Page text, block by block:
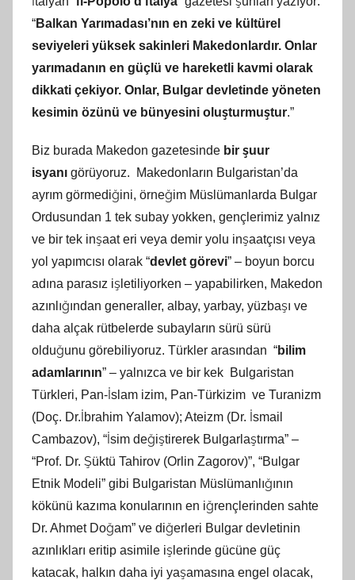
“Balkan Yarımadası’nın en zeki ve kültürel
seviyeleri yüksek sakinleri Makedonlardır. Onlar
yarımadanın en güçlü ve hareketli kavmi olarak
dikkati çekiyor. Onlar, Bulgar devletinde yöneten
kesimin özünü ve bünyesini oluşturmuştur.”
Biz burada Makedon gazetesinde bir şuur
isyanı görüyoruz. Makedonların Bulgaristan’da
ayrım görmediğini, örneğim Müslümanlarda Bulgar
Ordusundan 1 tek subay yokken, gençlerimiz yalnız
ve bir tek inşaat eri veya demir yolu inşaatçısı veya
yol yapımcısı olarak “devlet görevi” – boyun borcu
adına parasız işletiliyorken – yapabilirken, Makedon
azınlığından generaller, albay, yarbay, yüzbaşı ve
daha alçak rütbelerde subayların sürü sürü
olduğunu görebiliyoruz. Türkler arasından “bilim
adamlarının” – yalnızca ve bir kek Bulgaristan
Türkleri, Pan-İslam izim, Pan-Türkizim ve Turanizm
(Doç. Dr.İbrahim Yalamov); Ateizm (Dr. İsmail
Cambazov), “İsim değiştirerek Bulgarlaştırma” –
“Prof. Dr. Şüktü Tahirov (Orlin Zagorov)”, “Bulgar
Etnik Modeli” gibi Bulgaristan Müslümanlığının
kökünü kazıma konularının en iğrençlerinden sahte
Dr. Ahmet Doğam” ve diğerleri Bulgar devletinin
azınlıkları eritip asimile işlerinde gücüne güç
katacak, halkın daha iyi yaşamasına engel olacak,